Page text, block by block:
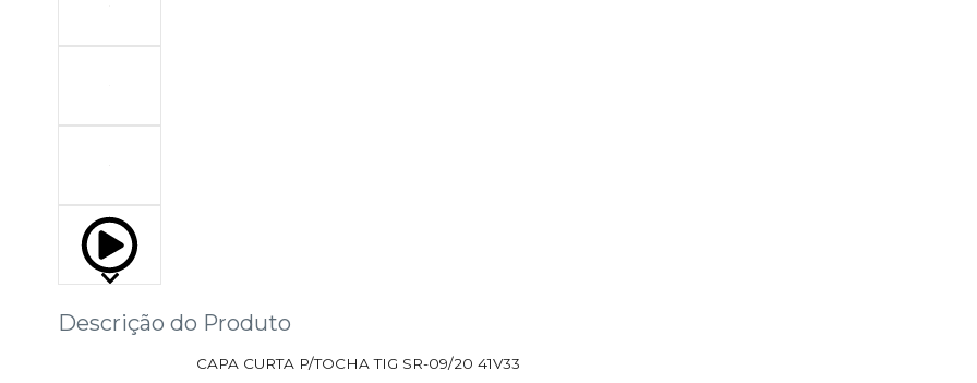
Descrição do Produto
CAPA CURTA P/TOCHA TIG SR-09/20 41V33